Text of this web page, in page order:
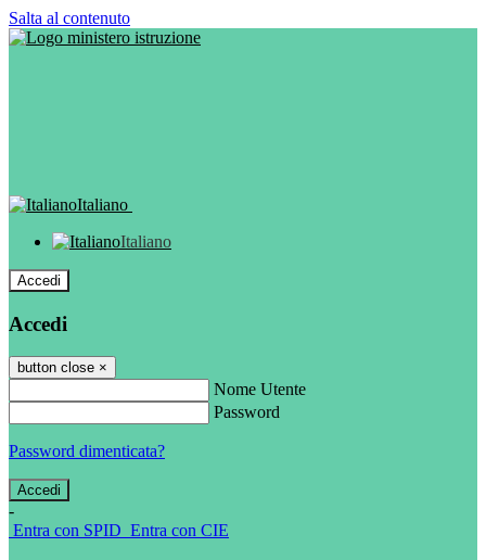
Salta al contenuto
Italiano
Italiano
Accedi
Accedi
button close ×
Nome Utente
Password
Password dimenticata?
-
Entra con SPID Entra con CIE